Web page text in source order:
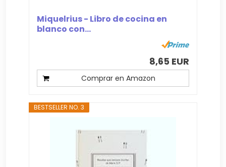
Miquelrius - Libro de cocina en
blanco con...
8,65 EUR
Comprar en Amazon
BESTSELLER NO. 3